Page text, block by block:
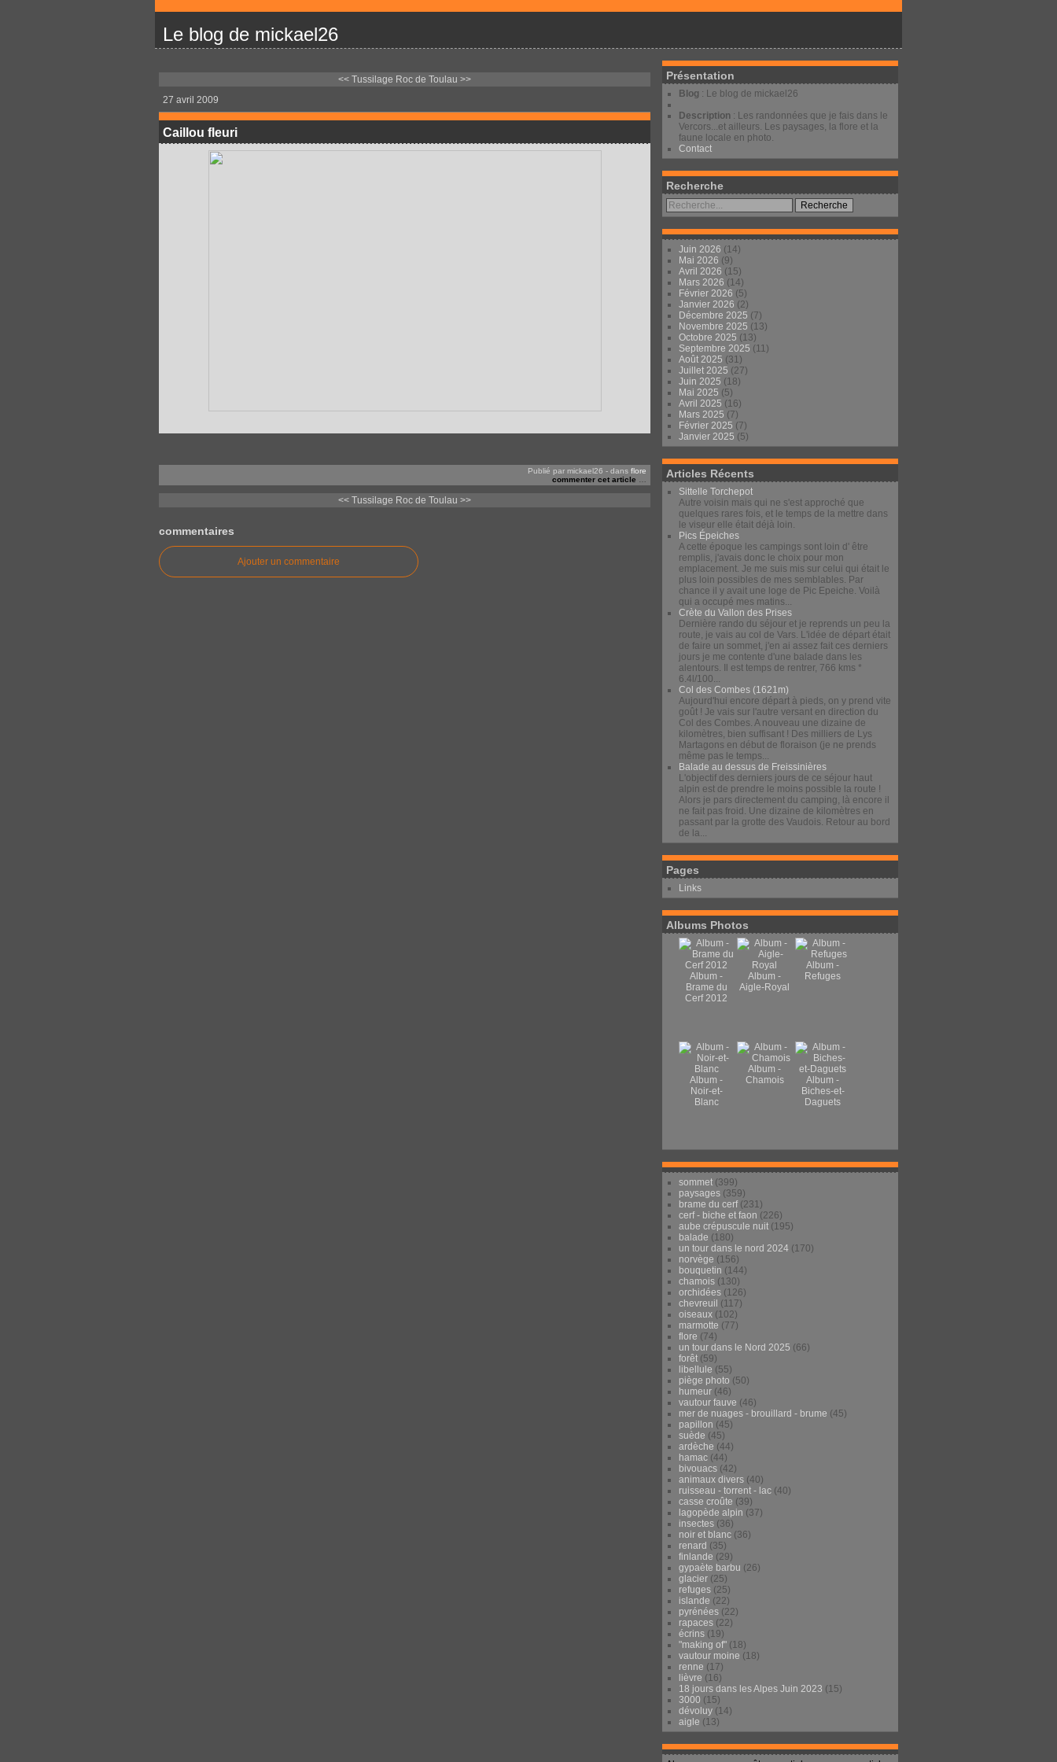
Le blog de mickael26
<< Tussilage Roc de Toulau >>
27 avril 2009
Caillou fleuri
Publié par mickael26 - dans flore
commenter cet article
<< Tussilage Roc de Toulau >>
commentaires
Ajouter un commentaire
Présentation
Blog : Le blog de mickael26
Description : Les randonnées que je fais dans le
Vercors...et ailleurs. Les paysages, la flore et la
faune locale en photo.
Contact
Recherche
Juin 2026 (14)
Mai 2026 (9)
Avril 2026 (15)
Mars 2026 (14)
Février 2026 (5)
Janvier 2026 (2)
Décembre 2025 (7)
Novembre 2025 (13)
Octobre 2025 (13)
Septembre 2025 (11)
Août 2025 (31)
Juillet 2025 (27)
Juin 2025 (18)
Mai 2025 (5)
Avril 2025 (16)
Mars 2025 (7)
Février 2025 (7)
Janvier 2025 (5)
Articles Récents
Sittelle Torchepot
Autre voisin mais qui ne s'est approché que
quelques rares fois, et le temps de la mettre dans
le viseur elle était déjà loin.
Pics Épeiches
A cette époque les campings sont loin d' être
remplis, j'avais donc le choix pour mon
emplacement. Je me suis mis sur celui qui était le
plus loin possibles de mes semblables. Par
chance il y avait une loge de Pic Epeiche. Voilà
qui a occupé mes matins...
Crète du Vallon des Prises
Dernière rando du séjour et je reprends un peu la
route, je vais au col de Vars. L'idée de départ était
de faire un sommet, j'en ai assez fait ces derniers
jours je me contente d'une balade dans les
alentours. Il est temps de rentrer, 766 kms *
6.4l/100...
Col des Combes (1621m)
Aujourd'hui encore départ à pieds, on y prend vite
goût ! Je vais sur l'autre versant en direction du
Col des Combes. A nouveau une dizaine de
kilomètres, bien suffisant ! Des milliers de Lys
Martagons en début de floraison (je ne prends
même pas le temps...
Balade au dessus de Freissinières
L'objectif des derniers jours de ce séjour haut
alpin est de prendre le moins possible la route !
Alors je pars directement du camping, là encore il
ne fait pas froid. Une dizaine de kilomètres en
passant par la grotte des Vaudois. Retour au bord
de la...
Pages
Links
Albums Photos
Album -
Brame du
Cerf 2012
Album -
Aigle-Royal
Album -
Refuges
Album -
Noir-et-
Blanc
Album -
Chamois
Album -
Biches-et-
Daguets
sommet (399)
paysages (359)
brame du cerf(231)
cerf - biche et faon (226)
aube crépuscule nuit (195)
balade (180)
un tour dans le nord 2024 (170)
norvège (156)
bouquetin (144)
chamois (130)
orchidées (126)
chevreuil (117)
oiseaux (102)
marmotte (77)
flore (74)
un tour dans le Nord 2025 (66)
forêt (59)
libellule (55)
piège photo (50)
humeur (46)
vautour fauve (46)
mer de nuages - brouillard - brume (45)
papillon (45)
suède (45)
ardèche (44)
hamac (44)
bivouacs (42)
animaux divers (40)
ruisseau - torrent - lac (40)
casse croûte (39)
lagopède alpin (37)
insectes (36)
noir et blanc (36)
renard (35)
finlande (29)
gypaète barbu (26)
glacier (25)
refuges (25)
islande (22)
pyrénées (22)
rapaces (22)
écrins (19)
"making of" (18)
vautour moine (18)
renne (17)
lièvre (16)
18 jours dans les Alpes Juin 2023 (15)
3000 (15)
dévoluy (14)
aigle (13)